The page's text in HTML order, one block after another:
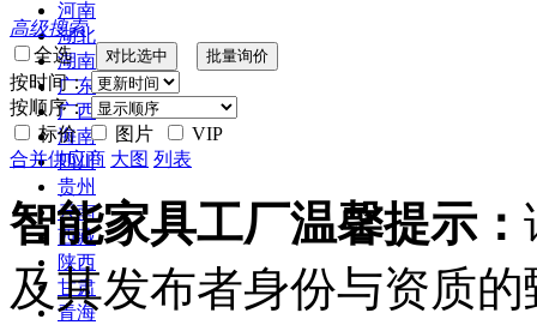
河南
湖北
湖南
广东
广西
海南
四川
贵州
云南
西藏
陕西
甘肃
青海
高级搜索
全选
按时间：
按顺序：
标价
图片
VIP
合并供应商 大图 列表
智能家具工厂温馨提示：
及其发布者身份与资质